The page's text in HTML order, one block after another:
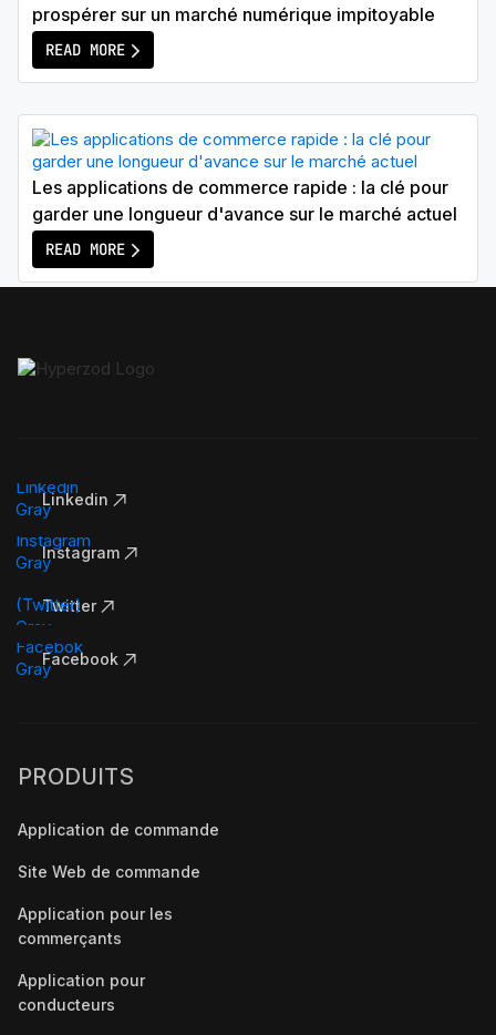
prospérer sur un marché numérique impitoyable
READ MORE
Les applications de commerce rapide : la clé pour
garder une longueur d'avance sur le marché actuel
READ MORE
Linkedin
Instagram
Twitter
Facebook
PRODUITS
Application de commande
Site Web de commande
Application pour les
commerçants
Application pour
conducteurs